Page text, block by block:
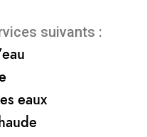
suivants :
eaux